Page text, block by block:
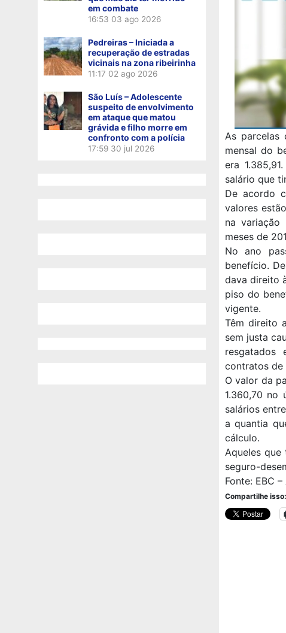
em combate
16:53 03 ago 2026
Pedreiras – Iniciada a
recuperação de estradas
vicinais na zona ribeirinha
11:17 02 ago 2026
São Luís – Adolescente
suspeito de envolvimento
em ataque que matou
grávida e filho morre em
confronto com a polícia
17:59 30 jul 2026
As parcelas
mensal do
era
salário que
De acordo
valores
na variação
meses de
No ano
benefício.
dava direito
piso do
vigente.
Têm direito
sem justa
resgatados
contratos de
O valor da
1.360,70 no
salários
a quantia
cálculo.
Aqueles
seguro-
Fonte: EBC
Compartilhe isso: